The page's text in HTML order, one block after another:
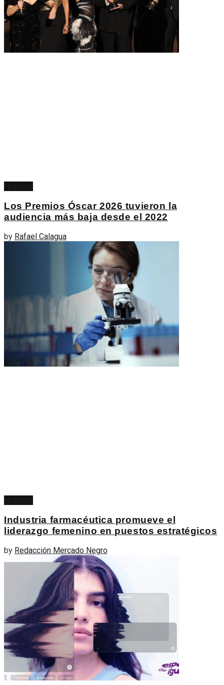
Los Premios Óscar 2026 tuvieron la
audiencia más baja desde el 2022
by Rafael Calagua
Industria farmacéutica promueve el
liderazgo femenino en puestos estratégicos
by Redacción Mercado Negro